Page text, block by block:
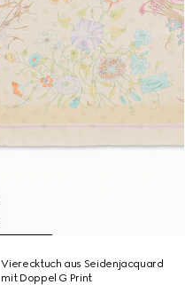
Vierecktuch aus Seidenjacquard
mit Doppel G Print